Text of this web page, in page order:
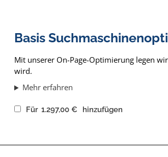
Basis
Mit unserer On-Page-Optimierung legen
wird.
Mehr erfahren
Für 1.297,00 € hinzufügen